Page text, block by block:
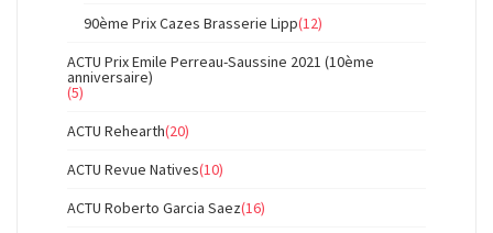
90ème Prix Cazes Brasserie Lipp(12)
ACTU Prix Emile Perreau-Saussine 2021 (10ème
anniversaire)
(5)
ACTU Rehearth(20)
ACTU Revue Natives(10)
ACTU Roberto Garcia Saez(16)